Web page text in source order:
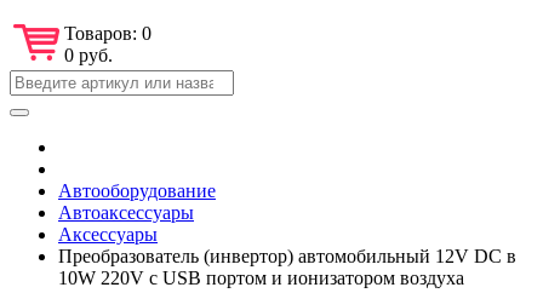
Товаров: 0
0 руб.
Автооборудование
Автоаксессуары
Аксессуары
Преобразователь (инвертор) автомобильный 12V DC в
10W 220V с USB портом и ионизатором воздуха